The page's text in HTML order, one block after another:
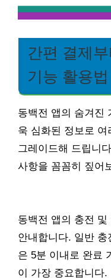
간편 결제
기능 활용법
동백전 앱의 숨겨진
욱 심화된 정보로
그레이드해 드립니
사항을 꼼꼼히 짚어
동백전 앱의 충전 및
안내합니다. 일반
은 5분 이내로 완료
이 가장 중요합니다.